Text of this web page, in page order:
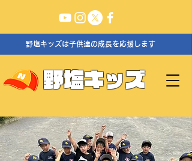
野塩キッズは子供達の成長を応援します
野塩キッズ